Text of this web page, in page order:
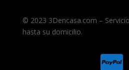
© 2023 3Dencasa.com –
hasta su domicilio.
